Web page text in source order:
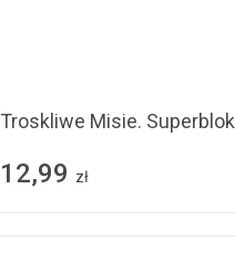
Troskliwe Misie. Superblok
12,99 zł